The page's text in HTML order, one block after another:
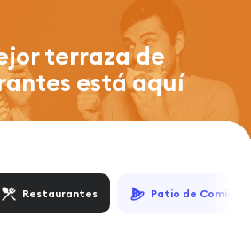
terraza de
está aquí
Restaurantes Patio de Comidas